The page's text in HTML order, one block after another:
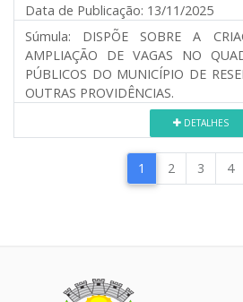
Data de Publicação: 13/11/2025
Súmula: DISPÕE SOBRE A
AMPLIAÇÃO DE VAGAS NO
PÚBLICOS DO MUNICÍPIO DE
OUTRAS PROVIDÊNCIAS.
DETALHES
1 2 3 4